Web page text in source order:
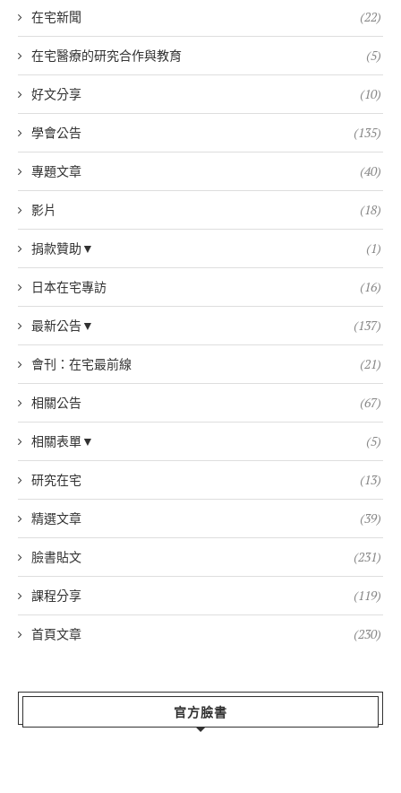
在宅新聞 (22)
在宅醫療的研究合作與教育 (5)
好文分享 (10)
學會公告 (135)
專題文章 (40)
影片 (18)
捐款贊助▼ (1)
日本在宅專訪 (16)
最新公告▼ (137)
會刊：在宅最前線 (21)
相關公告 (67)
相關表單▼ (5)
研究在宅 (13)
精選文章 (39)
臉書貼文 (231)
課程分享 (119)
首頁文章 (230)
官方臉書